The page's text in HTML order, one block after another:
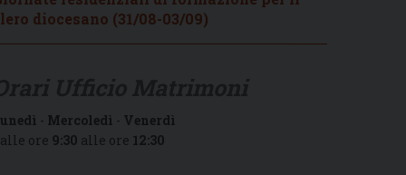
diocesano (31/08-03/09)
- Mercoledì - Venerdì
ore 9:30 alle ore 12:30